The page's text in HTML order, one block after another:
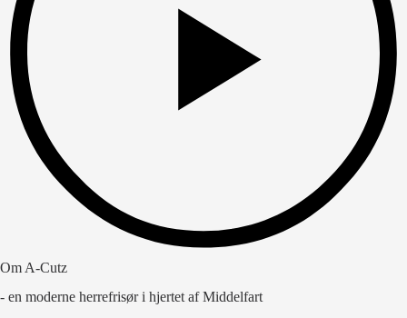
Om A-Cutz
- en moderne herrefrisør i hjertet af Middelfart